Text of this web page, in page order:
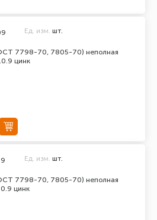
7798-70, 7805-70) неполная
цинк
Ед. изм. шт.
7798-70, 7805-70) неполная
цинк
Ед. изм. шт.